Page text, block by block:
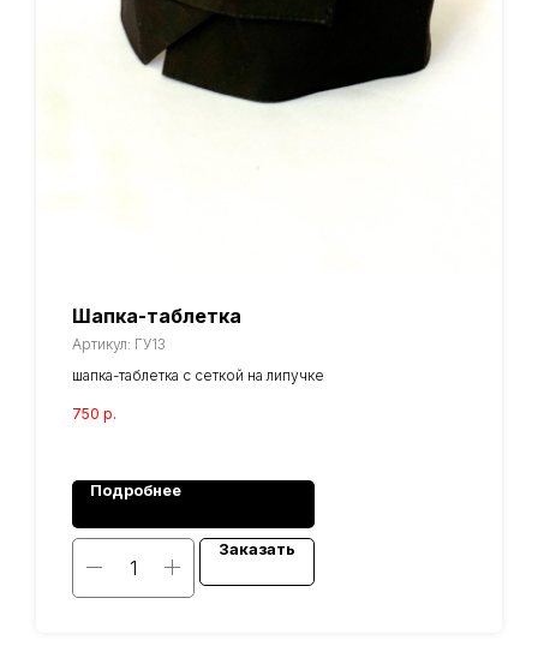
Шапка-таблетка
Артикул: ГУ13
шапка-таблетка с сеткой на липучке
750 р.
Подробнее
Заказать